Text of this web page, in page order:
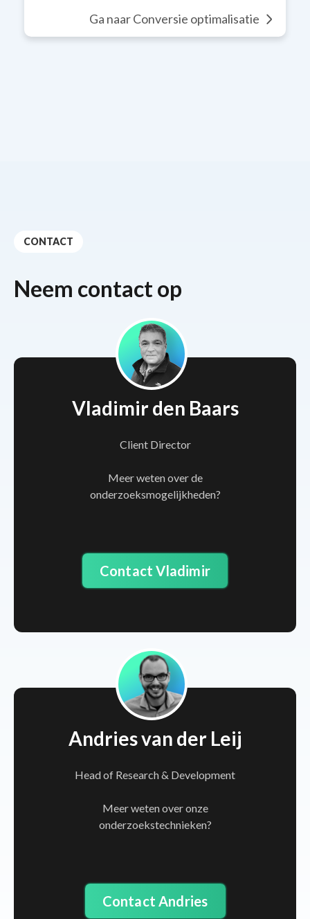
Ga naar Conversie optimalisatie
CONTACT
Neem contact op
Vladimir den Baars
Client Director
Meer weten over de
onderzoeksmogelijkheden?
Contact Vladimir
Andries van der Leij
Head of Research & Development
Meer weten over onze
onderzoekstechnieken?
Contact Andries